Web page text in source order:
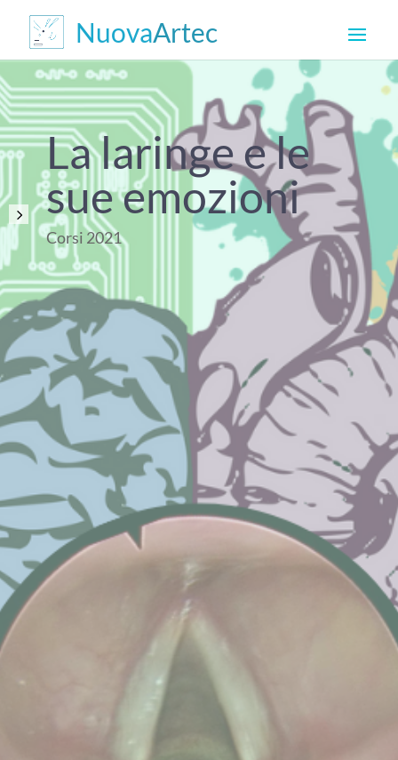
La laringe e le
sue emozioni
Corsi 2021